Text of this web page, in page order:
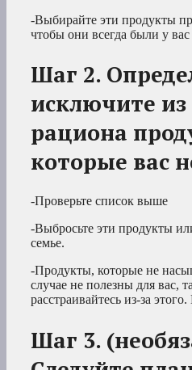
-Выбирайте эти продукты
чтобы они всегда были у
Шаг 2.
исключите из
рациона
которые вас
-Проверьте список выше
-Выбросьте эти продукты
семье.
-Продукты, которые не
случае не полезны для вас,
расстраивайтесь из-за
Шаг 3.